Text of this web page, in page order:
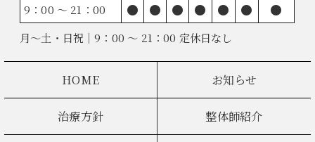
9：00 ～ 21：00 ● ● ● ● ● ● ●
月～土・日祝｜9：00 ～ 21：00 定休日なし
HOME お知らせ
治療方針 整体師紹介